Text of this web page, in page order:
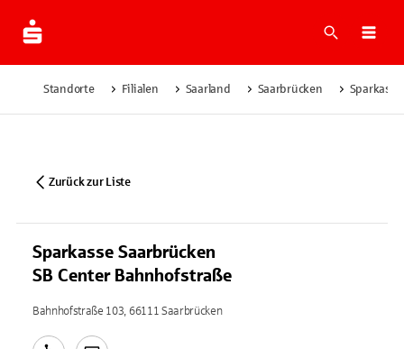
Suche
Standorte Filialen Saarland Saarbrücken
Zurück zur Liste
Sparkasse Saarbrücken
SB Center Bahnhofstraße
Bahnhofstraße 103, 66111 Saarbrücken